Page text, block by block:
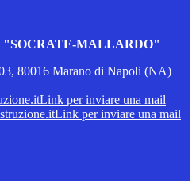
"SOCRATE-MALLARDO"
80016 Marano di Napoli (NA)
Link per inviare una mail
Link per inviare una mail